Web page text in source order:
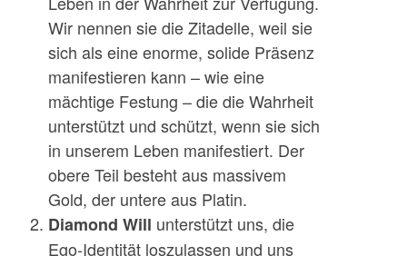
Wir nennen sie die Zitadelle, weil sie
sich als eine enorme, solide Präsenz
manifestieren kann – wie eine
mächtige Festung – die die Wahrheit
unterstützt und schützt, wenn sie sich
in unserem Leben manifestiert. Der
obere Teil besteht aus massivem
Gold, der untere aus Platin.
Diamond Will unterstützt uns, die
Ego-Identität loszulassen und uns